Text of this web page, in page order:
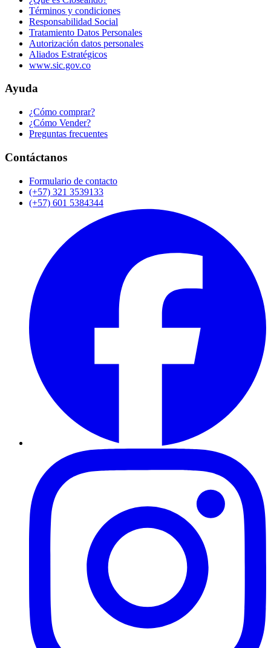
Términos y condiciones
Responsabilidad Social
Tratamiento Datos Personales
Autorización datos personales
Aliados Estratégicos
www.sic.gov.co
Ayuda
¿Cómo comprar?
¿Cómo Vender?
Preguntas frecuentes
Contáctanos
Formulario de contacto
(+57) 321 3539133
(+57) 601 5384344